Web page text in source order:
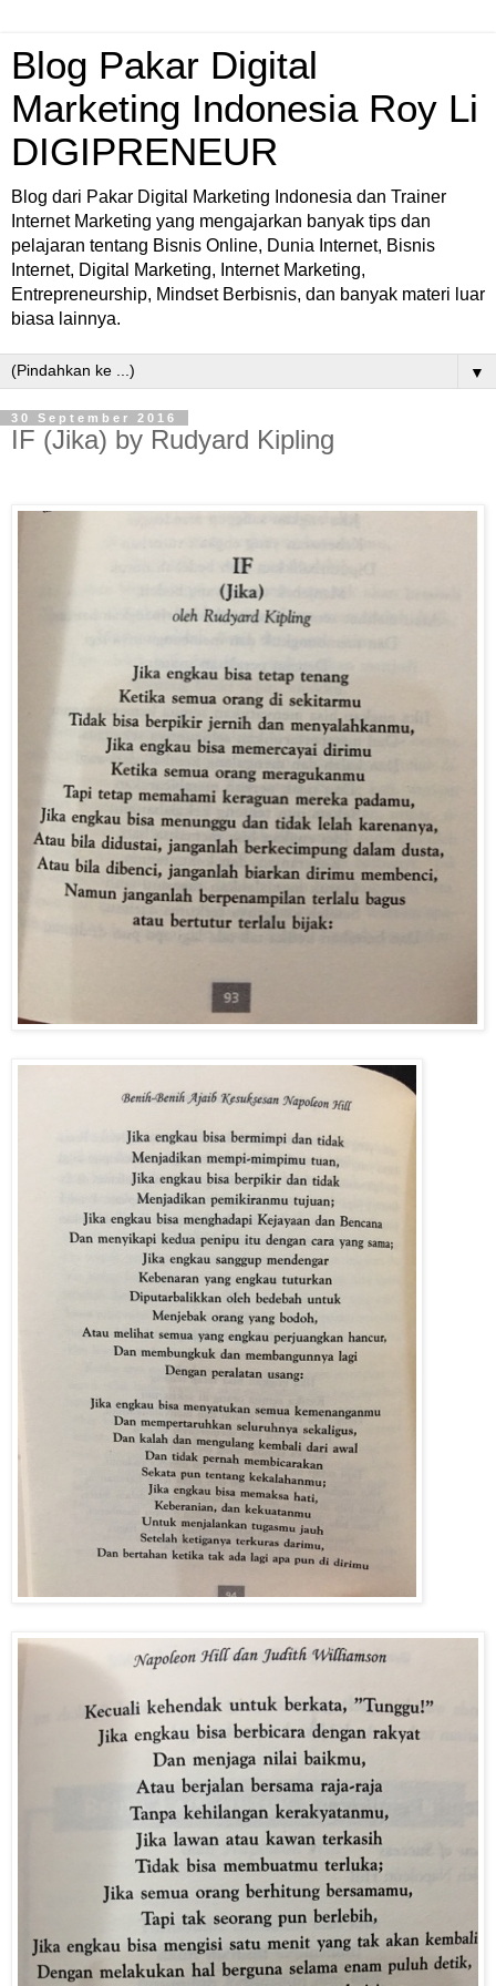
Blog Pakar Digital
Marketing Indonesia Roy Li
DIGIPRENEUR
Blog dari Pakar Digital Marketing Indonesia dan Trainer
Internet Marketing yang mengajarkan banyak tips dan
pelajaran tentang Bisnis Online, Dunia Internet, Bisnis
Internet, Digital Marketing, Internet Marketing,
Entrepreneurship, Mindset Berbisnis, dan banyak materi luar
biasa lainnya.
▼
30 September 2016
IF (Jika) by Rudyard Kipling